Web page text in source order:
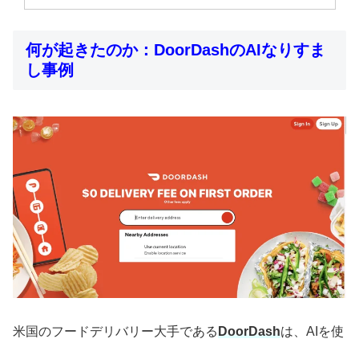
何が起きたのか：DoorDashのAIなりすま
し事例
米国のフードデリバリー大手である DoorDashは、AIを使